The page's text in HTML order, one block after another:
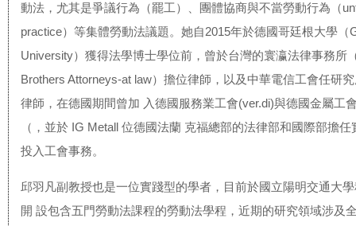
動法，尤其是爭議行為（罷工）、團體協商與不當勞動行為（
practice）等集體勞動法議題。她自2015年於德國哥廷根大學（
University）獲得法學博士學位前，曾於台灣的寰瀛法律事務所
Brothers Attorneys-at law）擔位律師，以及中華電信工會任研
律師，在德國期間曾加 入德國服務業工會(ver.di)與德國金屬工
（，並於 IG Metall 位德國法蘭 克福總部的法律部和國際部擔
投入工會事務。
邱羽凡副教授也是一位實踐型的學者，目前於國立陽明交通大
開 設包含五門勞動法課程的勞動法學程，近期的研究領域涉及